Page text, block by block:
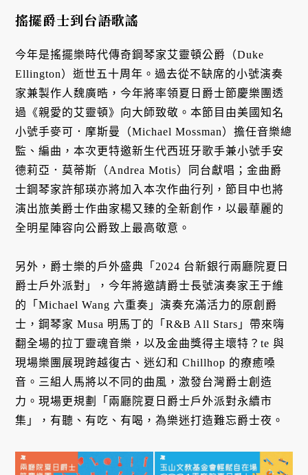
搖擺爵士到台語歌謠
今年是搖擺樂時代傳奇鋼琴家艾靈頓公爵（Duke
Ellington）逝世五十周年。過去從不缺席的小號演奏
家兼製作人魏廣晧，今年將率領夏日爵士節慶樂團透
過《親愛的艾靈頓》向大師致敬。本節目由美國知名
小號手麥可．摩斯曼（Michael Mossman）擔任音樂總
監、編曲，本次更特邀新生代西班牙歌手兼小號手安
德莉亞．莫蒂斯（Andrea Motis）同台獻唱；金曲爵
士鋼琴家許郁瑛亦將加入本次作曲行列，節目中也將
演出旅美爵士作曲家楊又臻的全新創作，以最華麗的
全明星陣容向公爵致上最高敬意。
另外，爵士樂的戶外盛典「2024 台新銀行兩廳院夏日
爵士戶外派對」，今年將邀請爵士長號演奏家王于維
的「Michael Wang 六重奏」演奏充滿活力的原創爵
士，鋼琴家 Musa 明馬丁的「R&B All Stars」帶來嗨
翻全場的拉丁靈魂音樂，以及金曲獎得主壞特？te 與
現場樂團展現跨越復古、迷幻和 Chillhop 的療癒嗓
音。三組人馬將以不同的曲風，激發台灣爵士創造
力。現場更規劃「兩廳院夏日爵士戶外派對永續市
集」，有聽、有吃、有喝，為樂迷打造難忘爵士夜。